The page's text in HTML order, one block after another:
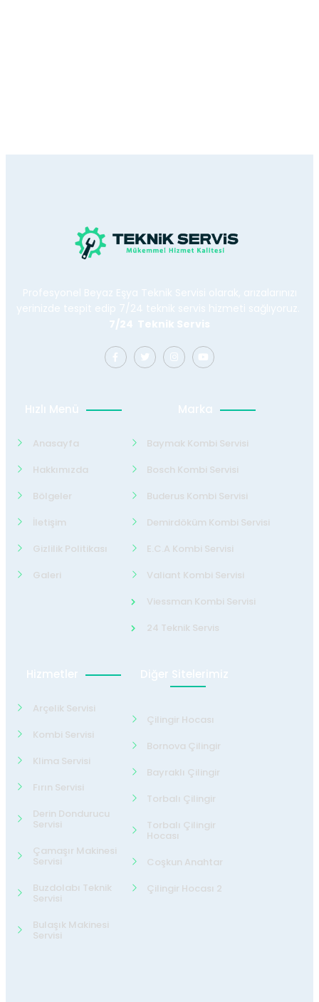
Profesyonel Beyaz Eşya Teknik Servisi olarak, arızalarınızı
yerinizde tespit edip 7/24 teknik servis hizmeti sağlıyoruz.
7/24 Teknik Servis
Hızlı Menü
Anasayfa
Hakkımızda
Bölgeler
İletişim
Gizlilik Politikası
Galeri
Marka
Baymak Kombi Servisi
Bosch Kombi Servisi
Buderus Kombi Servisi
Demirdöküm Kombi Servisi
E.C.A Kombi Servisi
Valiant Kombi Servisi
Viessman Kombi Servisi
24 Teknik Servis
Hizmetler
Arçelik Servisi
Kombi Servisi
Klima Servisi
Fırın Servisi
Derin Dondurucu
Servisi
Çamaşır Makinesi
Servisi
Buzdolabı Teknik
Servisi
Bulaşık Makinesi
Servisi
Diğer Sitelerimiz
Çilingir Hocası
Bornova Çilingir
Bayraklı Çilingir
Torbalı Çilingir
Torbalı Çilingir
Hocası
Coşkun Anahtar
Çilingir Hocası 2